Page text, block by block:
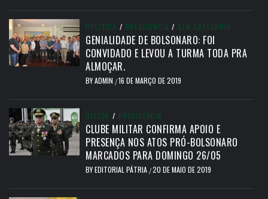
POLÍTICA / PRESIDÊNCIA / SEM CATEGORIA
GENIALIDADE DE BOLSONARO: FOI
CONVIDADO E LEVOU A TURMA TODA PRA
ALMOÇAR.
BYADMIN /16 DE MARÇO DE 2019
DEFESA / PRESIDÊNCIA
CLUBE MILITAR CONFIRMA APOIO E
PRESENÇA NOS ATOS PRÓ-BOLSONARO
MARCADOS PARA DOMINGO 26/05
BYEDITORIAL PÁTRIA /20 DE MAIO DE 2019